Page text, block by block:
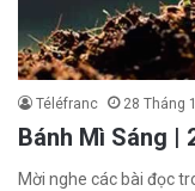
Téléfranc 28 Tháng
Bánh Mì Sáng |
Mời nghe các bài đọc